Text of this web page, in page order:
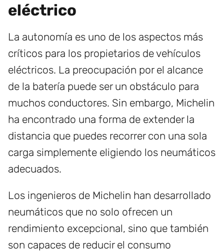
eléctrico
La autonomía es uno de los aspectos más
críticos para los propietarios de vehículos
eléctricos. La preocupación por el alcance
de la batería puede ser un obstáculo para
muchos conductores. Sin embargo, Michelin
ha encontrado una forma de extender la
distancia que puedes recorrer con una sola
carga simplemente eligiendo los neumáticos
adecuados.
Los ingenieros de Michelin han desarrollado
neumáticos que no solo ofrecen un
rendimiento excepcional, sino que también
son capaces de reducir el consumo